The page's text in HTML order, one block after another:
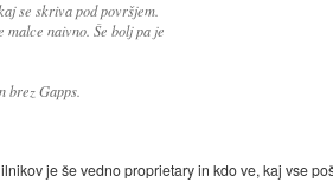
se skriva pod površjem.
malce naivno. Še bolj pa je
brez Gapps.
je še vedno proprietary in kdo ve, kaj vse